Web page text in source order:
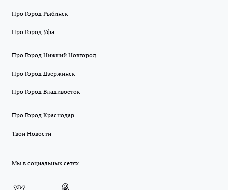
Про Город Рыбинск
Про Город Уфа
Про Город Нижний Новгород
Про Город Дзержинск
Про Город Владивосток
Про Город Краснодар
Твои Новости
Мы в социальных сетях